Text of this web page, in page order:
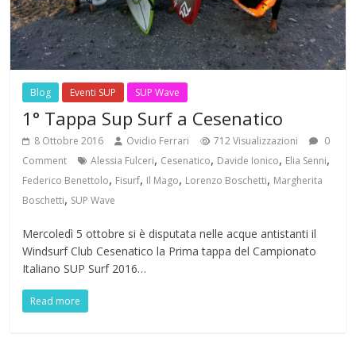
Blog Eventi SUP SUP Wave
1° Tappa Sup Surf a Cesenatico
8 Ottobre 2016 Ovidio Ferrari 712 Visualizzazioni
0
Comment
Alessia Fulceri, Cesenatico, Davide Ionico, Elia Senni,
Federico Benettolo, Fisurf, Il Mago, Lorenzo Boschetti, Margherita
Boschetti, SUP Wave
Mercoledì 5 ottobre si è disputata nelle acque antistanti il
Windsurf Club Cesenatico la Prima tappa del Campionato
Italiano SUP Surf 2016…
Read more